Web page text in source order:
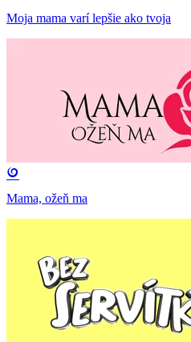
Moja mama varí lepšie ako tvoja
Mama, ožeň ma